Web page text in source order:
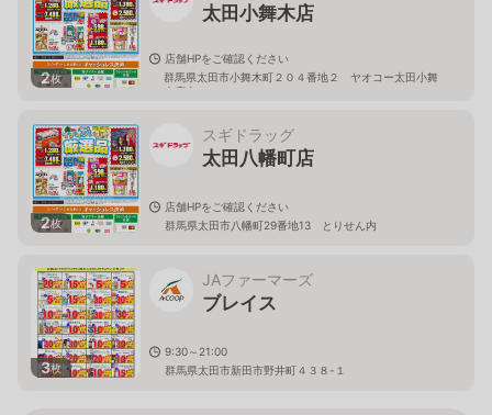
2枚
太田小舞木店
店舗HPをご確認ください
群馬県太田市小舞木町２０４番地２ ヤオコー太田小舞
木店内
2枚
スギドラッグ
太田八幡町店
店舗HPをご確認ください
群馬県太田市八幡町29番地13 とりせん内
3枚
JAファーマーズ
ブレイス
9:30～21:00
群馬県太田市新田市野井町４３８-１